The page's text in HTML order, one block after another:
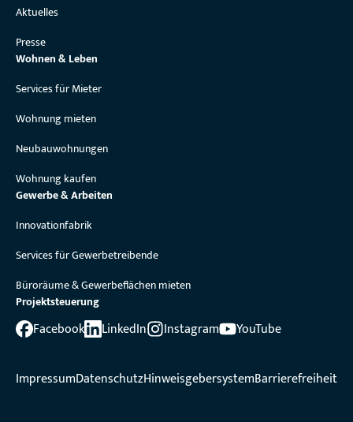
Aktuelles
Presse
Wohnen & Leben
Services für Mieter
Wohnung mieten
Neubauwohnungen
Wohnung kaufen
Gewerbe & Arbeiten
Innovationfabrik
Services für Gewerbetreibende
Büroräume & Gewerbeflächen mieten
Projektsteuerung
Facebook LinkedIn Instagram YouTube
ImpressumDatenschutzHinweisgebersystemBarrierefreiheit